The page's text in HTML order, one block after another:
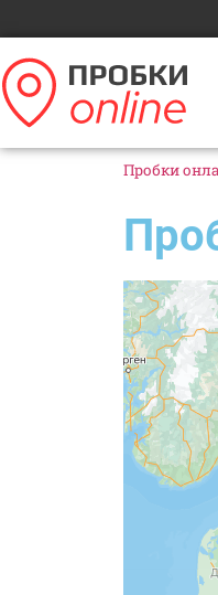
Пробки
Яндекс Карты
Яндекс Карты